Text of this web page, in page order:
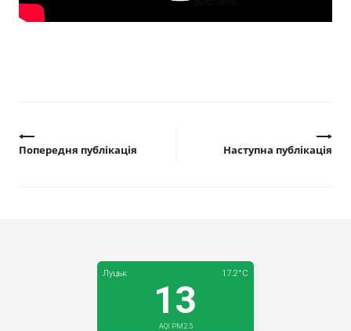
Попередня публікація Наступна публікація